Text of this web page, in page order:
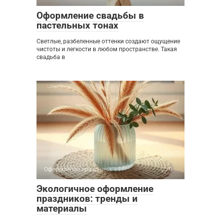
Оформление свадьбы в
пастельных тонах
Светлые, разбеленные оттенки создают ощущение
чистоты и легкости в любом пространстве. Такая
свадьба в
Оформление праздника 0
Экологичное оформление
праздников: тренды и
материалы